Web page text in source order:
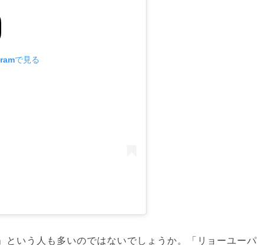
で見る
という人も多いのではないでしょうか。「リョーユーパ